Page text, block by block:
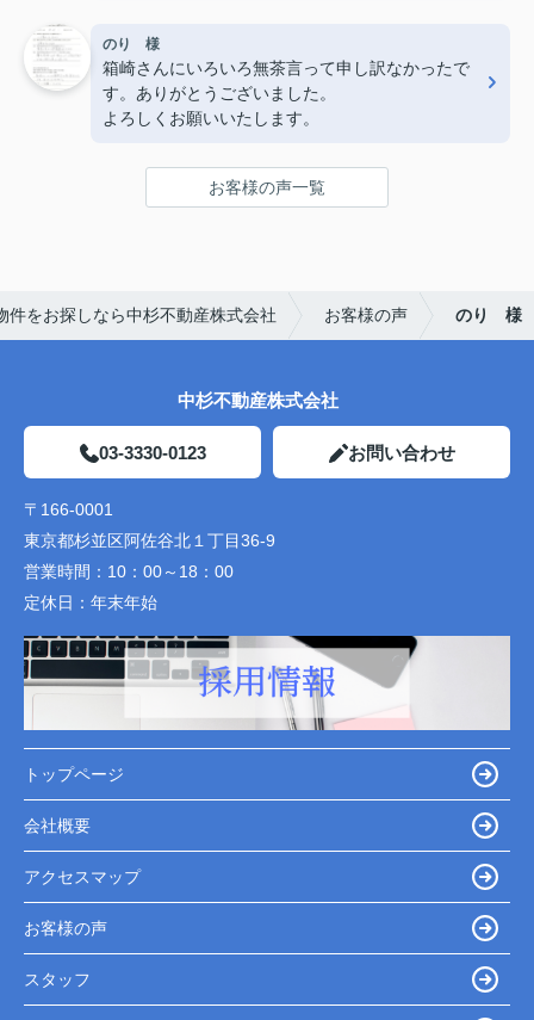
のり 様
箱崎さんにいろいろ無茶言って申し訳なかったで
す。ありがとうございました。
よろしくお願いいたします。
お客様の声一覧
件をお探しなら中杉不動産株式会社 お客様の声 のり 様
中杉不動産株式会社
03-3330-0123 お問い合わせ
〒166-0001
東京都杉並区阿佐谷北１丁目36-9
営業時間： 10：00～18：00
定休日： 年末年始
トップページ
会社概要
アクセスマップ
お客様の声
スタッフ